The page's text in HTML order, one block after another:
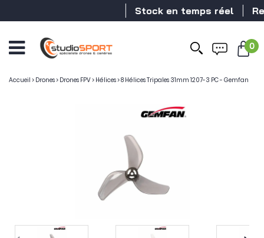
Stock en temps réel
0
Accueil > Drones> Drones FPV> Hélices>8 Hélices Tripales 31mm 1207-3 PC - Gemfan